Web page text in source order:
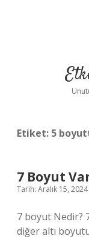
Etiket: 5
7 Boyut
Tarih: Aralık 15, 2024
7 boyut Nedir?
diğer altı